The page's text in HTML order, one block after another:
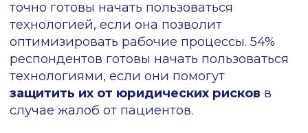
Но также по данным исследователей,
73,1% врачей демонстрируют низкий
уровень управления собственными
эмоциями, а 46% специалистов страдают
от высокой тревожности, что негативно
сказывается на освоение новых программ.
Игнорирование этого фактора
превращает цифровизацию в